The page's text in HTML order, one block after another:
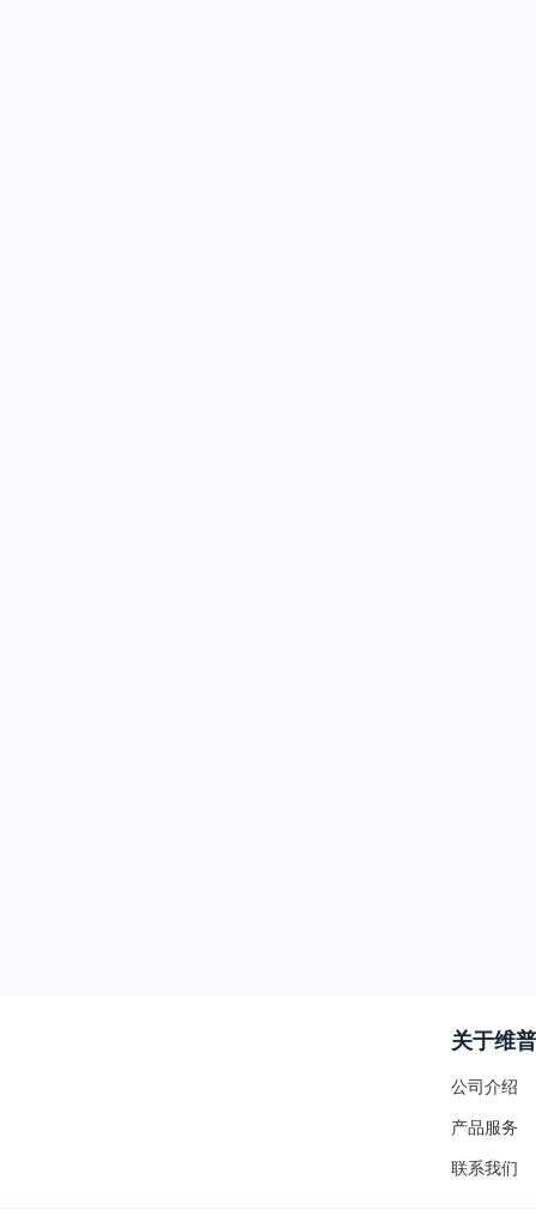
关于维普
公司介绍
产品服务
联系我们